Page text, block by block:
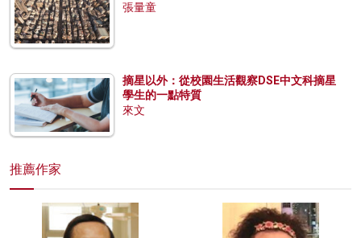
張量童
摘星以外：從校園生活觀察DSE中文科摘星
學生的一點特質
來文
推薦作家